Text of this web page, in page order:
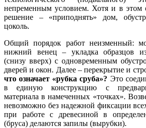
непременным условием. Хотя и в этом
решение – «приподнять» дом,
цоколь.
Общий порядок работ неизменный:
нижний венец – укладка образцов
(снизу вверх) с одновременным
дверей и окон. Далее – перекрытие и
что означает «рубка сруба»? Это
в единую конструкцию с
материала в намеченных «точках».
невозможно без надежной фиксации
при работе с древесиной в
(бруса) делаются запилы (вырубки).